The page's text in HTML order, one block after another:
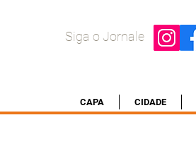
Siga o Jornale
CAPA CIDADE